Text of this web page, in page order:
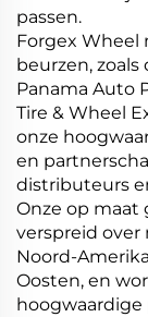
passen.
Forgex Wheel
beurzen, zoals
Panama Auto
Tire & Wheel
onze
en
distributeurs
Onze op maat
verspreid over
Noord-
Oosten, en